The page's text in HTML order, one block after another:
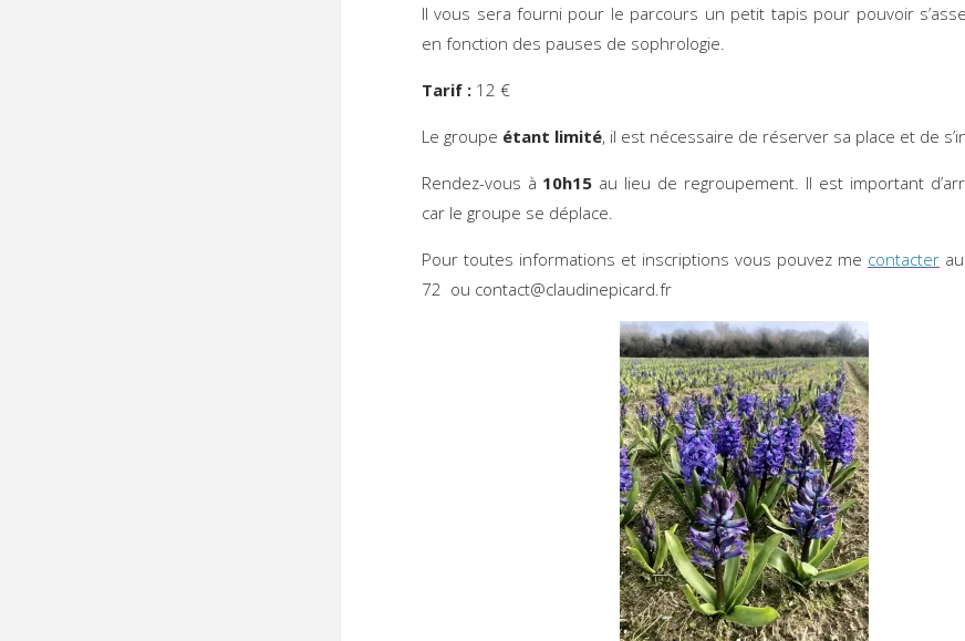
Il vous sera fourni pour le parcours un petit tapis pour pouvoir
en fonction des pauses de sophrologie.
Tarif :12 €
Le groupe étant limité, il est nécessaire de réserver sa place et de
Rendez-vous à 10h15 au lieu de regroupement. Il est important
car le groupe se déplace.
Pour toutes informations et inscriptions vous pouvez me contacter
72 ou contact@claudinepicard.fr